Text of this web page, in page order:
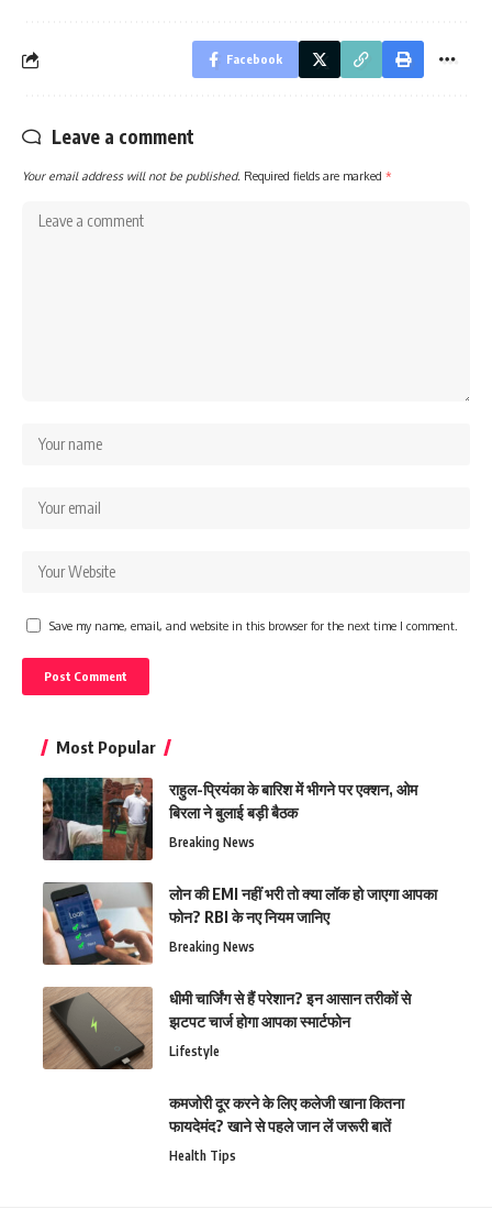
Facebook
Leave a comment
Your email address will not be published. Required fields are marked *
Save my name, email, and website in this browser for the next time I comment.
Most Popular
राहुल-प्रियंका के बारिश में भीगने पर एक्शन, ओम
बिरला ने बुलाई बड़ी बैठक
Breaking News
लोन की EMI नहीं भरी तो क्या लॉक हो जाएगा आपका
फोन? RBI के नए नियम जानिए
Breaking News
धीमी चार्जिंग से हैं परेशान? इन आसान तरीकों से
झटपट चार्ज होगा आपका स्मार्टफोन
Lifestyle
कमजोरी दूर करने के लिए कलेजी खाना कितना
फायदेमंद? खाने से पहले जान लें जरूरी बातें
Health Tips